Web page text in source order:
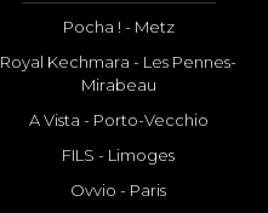
Pocha ! - Metz
Royal Kechmara - Les Pennes-
Mirabeau
A Vista - Porto-Vecchio
FILS - Limoges
Ovvio - Paris